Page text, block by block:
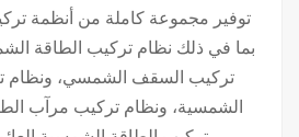
توفير مجموعة كاملة من أنظمة
بما في ذلك نظام تركيب الطاقة
تركيب السقف الشمسي، ونظام
الشمسية، ونظام تركيب مرآب